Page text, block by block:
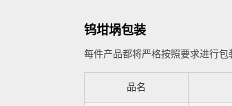
钨坩埚包装
每件产品都将严格按照要求进行
品名